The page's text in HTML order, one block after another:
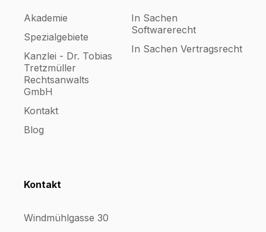
Akademie
Spezialgebiete
Kanzlei - Dr. Tobias
Tretzmüller
Rechtsanwalts
GmbH
Kontakt
Blog
In Sachen
Softwarerecht
In Sachen Vertragsrecht
Kontakt
Windmühlgasse 30